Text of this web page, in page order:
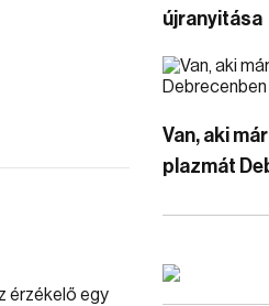
újranyitása
Van, aki
plazmát